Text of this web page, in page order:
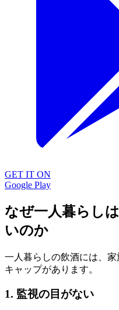
GET IT ON
Google Play
なぜ一人暮らし
いのか
一人暮らしの飲酒には、
キャップがあります。
1. 監視の目がない